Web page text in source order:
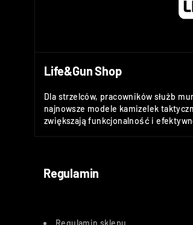
Life&Gun Shop
Dla strzelców, pracowników służb
najnowsze modele kamizelek
zwiększają funkcjonalność i
Regulamin
Regulamin sklepu